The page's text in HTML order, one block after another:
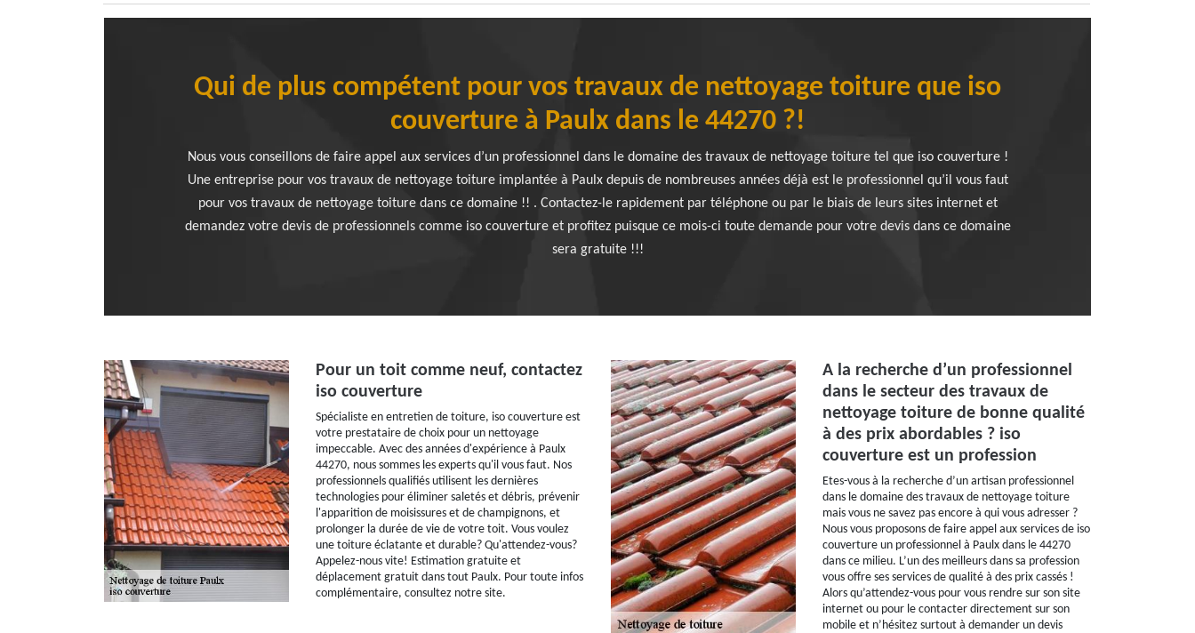
Qui de plus compétent pour vos travaux de nettoyage toiture que iso
couverture à Paulx dans le 44270 ?!
Nous vous conseillons de faire appel aux services d’un professionnel dans le domaine des travaux de nettoyage toiture tel que iso couverture !
Une entreprise pour vos travaux de nettoyage toiture implantée à Paulx depuis de nombreuses années déjà est le professionnel qu’il vous faut
pour vos travaux de nettoyage toiture dans ce domaine !! . Contactez-le rapidement par téléphone ou par le biais de leurs sites internet et
demandez votre devis de professionnels comme iso couverture et profitez puisque ce mois-ci toute demande pour votre devis dans ce domaine
sera gratuite !!!
Pour un toit comme neuf, contactez
iso couverture
Spécialiste en entretien de toiture, iso couverture est
votre prestataire de choix pour un nettoyage
impeccable. Avec des années d'expérience à Paulx
44270, nous sommes les experts qu'il vous faut. Nos
professionnels qualifiés utilisent les dernières
technologies pour éliminer saletés et débris, prévenir
l'apparition de moisissures et de champignons, et
prolonger la durée de vie de votre toit. Vous voulez
une toiture éclatante et durable? Qu'attendez-vous?
Appelez-nous vite! Estimation gratuite et
déplacement gratuit dans tout Paulx. Pour toute infos
complémentaire, consultez notre site.
A la recherche d’un professionnel
dans le secteur des travaux de
nettoyage toiture de bonne qualité
à des prix abordables ? iso
couverture est un profession
Etes-vous à la recherche d’un artisan professionnel
dans le domaine des travaux de nettoyage toiture
mais vous ne savez pas encore à qui vous adresser ?
Nous vous proposons de faire appel aux services de iso
couverture un professionnel à Paulx dans le 44270
dans ce milieu. L’un des meilleurs dans sa profession
vous offre ses services de qualité à des prix cassés !
Alors qu’attendez-vous pour vous rendre sur son site
internet ou pour le contacter directement sur son
mobile et n’hésitez surtout à demander un devis